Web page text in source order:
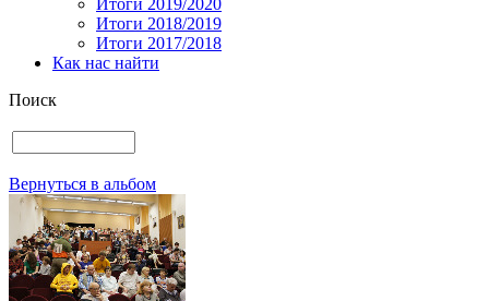
Итоги 2018/2019
Итоги 2017/2018
Как нас найти
Поиск
Вернуться в альбом